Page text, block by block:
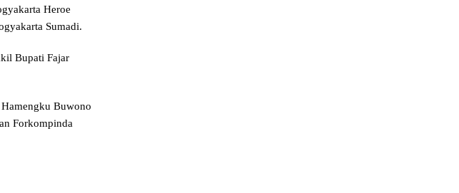
Heroe
Sumadi.
Bupati Fajar
Buwono
Forkompinda